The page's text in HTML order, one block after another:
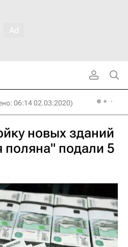
06:14 02.03.2020)
новых зданий
поляна" подали 5